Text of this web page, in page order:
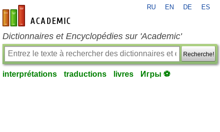
fr-academic.com
RU EN DE ES
Dictionnaires et Encyclopédies sur 'Academic'
Recherche!
interprétations traductions livres Игры ⚽